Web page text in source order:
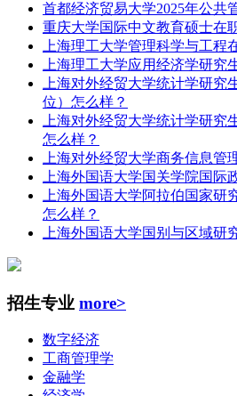
首都经济贸易大学2025年公共
重庆大学国际中文教育硕士在
上海理工大学管理科学与工程
上海理工大学应用经济学研究
上海对外经贸大学统计学研究
位）怎么样？
上海对外经贸大学统计学研究
怎么样？
上海对外经贸大学商务信息管
上海外国语大学国关学院国际
上海外国语大学阿拉伯国家研
怎么样？
上海外国语大学国别与区域研
招生专业 more>
数字经济
工商管理学
金融学